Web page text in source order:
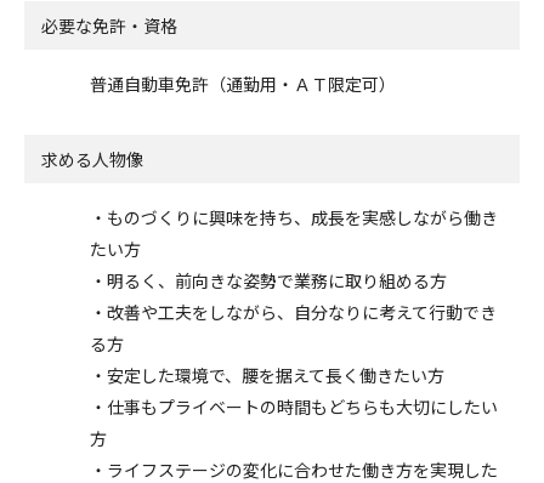
必要な免許・資格
普通自動車免許（通勤用・ＡＴ限定可）
求める人物像
・ものづくりに興味を持ち、成長を実感しながら働き
たい方
・明るく、前向きな姿勢で業務に取り組める方
・改善や工夫をしながら、自分なりに考えて行動でき
る方
・安定した環境で、腰を据えて長く働きたい方
・仕事もプライベートの時間もどちらも大切にしたい
方
・ライフステージの変化に合わせた働き方を実現した